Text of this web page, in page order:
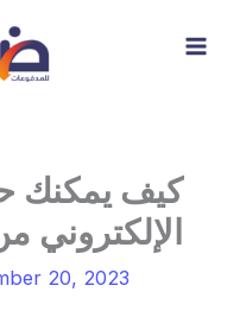
كيف يمكنك
الإلكتروني
20, 2023